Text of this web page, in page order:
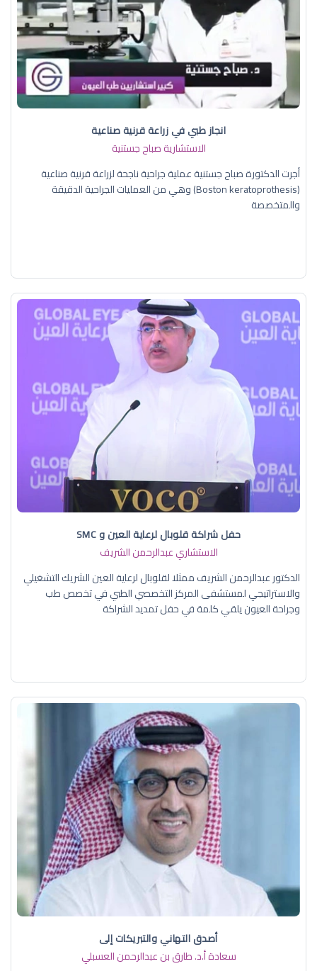
انجاز طبي في زراعة قرنية صناعية
الاستشارية صباح جستنية
أجرت الدكتورة صباح جستنية عملية جراحية ناجحة لزراعة قرنية صناعية
(Boston keratoprothesis) وهي من العمليات الجراحية الدقيقة
والمتخصصة
حفل شراكة قلوبال لرعاية العين و SMC
الاستشاري عبدالرحمن الشريف
الدكتور عبدالرحمن الشريف ممثلا لقلوبال لرعاية العين الشريك التشغيلي
والاستراتيجي لمستشفى المركز التخصصي الطبي في تخصص طب
وجراحة العيون يلقي كلمة في حفل تمديد الشراكة
أصدق التهاني والتبريكات إلى
سعادة أ.د. ​طارق بن عبدالرحمن العسبلي